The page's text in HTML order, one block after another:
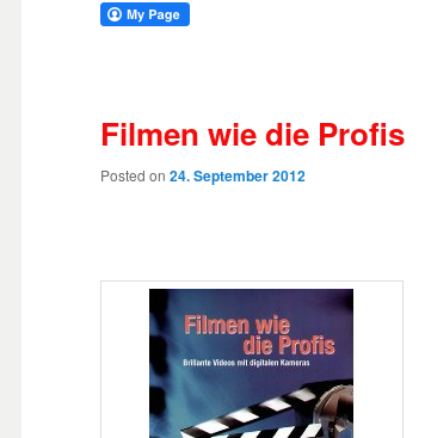
Filmen wie die Profis
Posted on 24. September 2012